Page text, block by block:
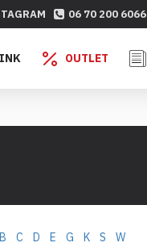
06 70 200 6066
OUTLET
B C D E G K S W